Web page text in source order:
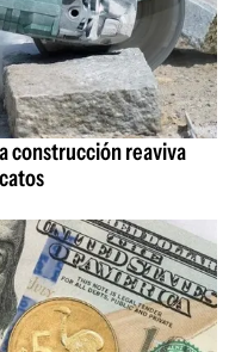
construcción reaviva